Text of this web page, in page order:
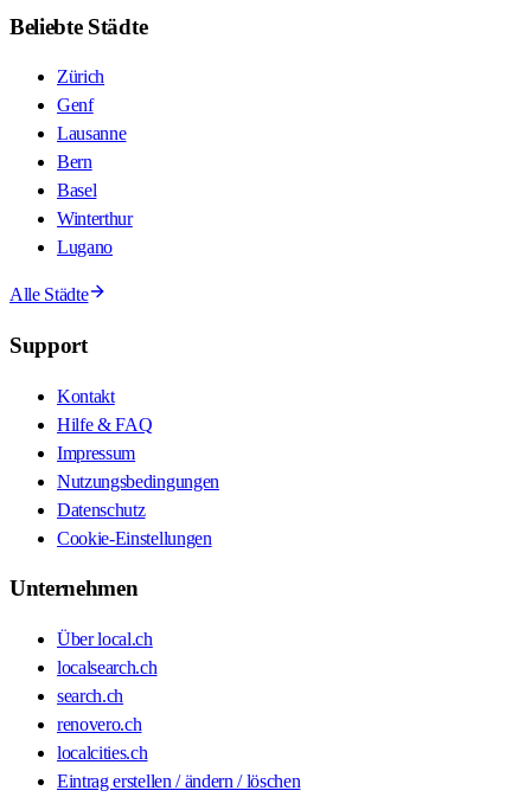
Beliebte Städte
Zürich
Genf
Lausanne
Bern
Basel
Winterthur
Lugano
Alle Städte
Support
Kontakt
Hilfe & FAQ
Impressum
Nutzungsbedingungen
Datenschutz
Cookie-Einstellungen
Unternehmen
Über local.ch
localsearch.ch
search.ch
renovero.ch
localcities.ch
Eintrag erstellen / ändern / löschen